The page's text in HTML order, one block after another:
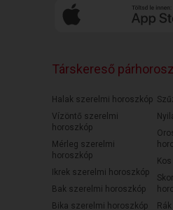
Társkereső
Halak szerelmi horoszkóp
Vízöntő szerelmi
horoszkóp
Mérleg szerelmi
horoszkóp
Ikrek szerelmi horoszkóp
Bak szerelmi horoszkóp
Bika szerelmi horoszkóp